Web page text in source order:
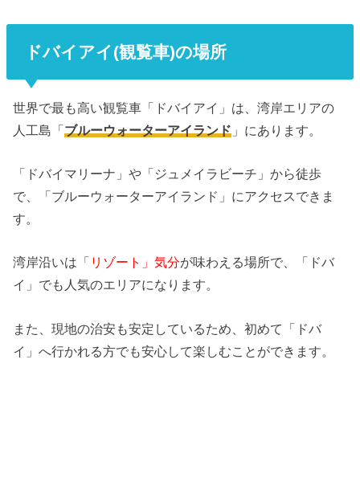
ドバイアイ(観覧車)の場所
世界で最も高い観覧車「ドバイアイ」は、湾岸エリアの
人工島「ブルーウォーターアイランド 」にあります。
「ドバイマリーナ」や「ジュメイラビーチ」から徒歩
で、「ブルーウォーターアイランド」にアクセスできま
す。
湾岸沿いは 「リゾート」気分が味わえる場所で、「ドバ
イ」でも人気のエリアになります。
また、現地の治安も安定しているため、初めて「ドバ
イ」へ行かれる方でも安心して楽しむことができます。